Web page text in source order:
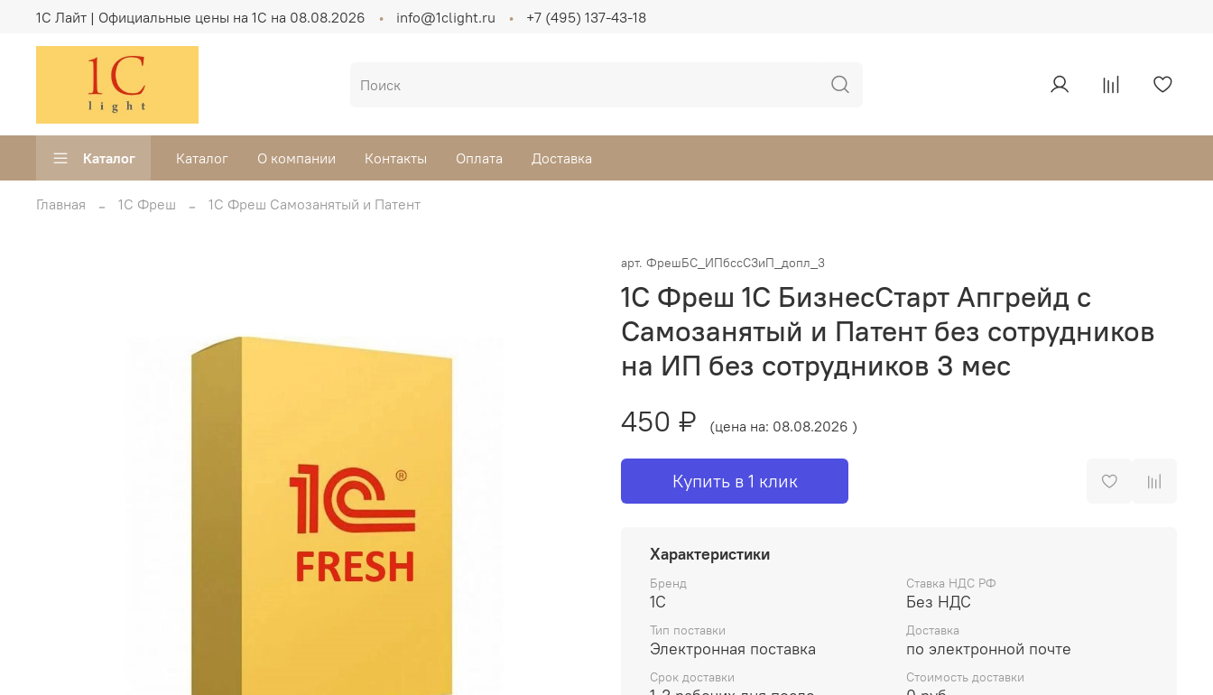
1C Лайт | Официальные цены на 1С на 08.08.2026 info@1clight.ru +7 (495) 137-43-18
Каталог Каталог О компании Контакты Оплата Доставка
Главная 1С Фреш 1С Фреш Самозанятый и Патент
арт. ФрешБС_ИПбссСЗиП_допл_3
1С Фреш 1С БизнесСтарт Апгрейд с
Самозанятый и Патент без сотрудников
на ИП без сотрудников 3 мес
450 ₽
(цена на: 08.08.2026 )
Купить в 1 клик
Характеристики
Бренд
1С
Ставка НДС РФ
Без НДС
Тип поставки
Электронная поставка
Доставка
по электронной почте
Срок доставки Стоимость доставки